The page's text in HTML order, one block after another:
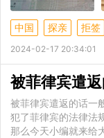
中国 探亲 拒签
2024-02-17 20:34:01
被菲律宾遣
被菲律宾遣返的话一
犯了菲律宾的法律法
那么今天小编就来给